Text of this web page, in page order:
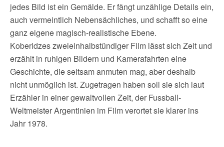
jedes Bild ist ein Gemälde. Er fängt unzählige Details ein,
auch vermeintlich Nebensächliches, und schafft so eine
ganz eigene magisch-realistische Ebene.
Koberidzes zweieinhalbstündiger Film lässt sich Zeit und
erzählt in ruhigen Bildern und Kamerafahrten eine
Geschichte, die seltsam anmuten mag, aber deshalb
nicht unmöglich ist. Zugetragen haben soll sie sich laut
Erzähler in einer gewaltvollen Zeit, der Fussball-
Weltmeister Argentinien im Film verortet sie klarer ins
Jahr 1978.